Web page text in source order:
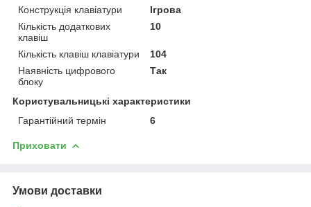
Конструкція клавіатури
Ігрова
Кількість додаткових
клавіш
10
Кількість клавіш клавіатури
104
Наявність цифрового
блоку
Так
Користувальницькі характеристики
Гарантійний термін
6
Приховати
Умови доставки